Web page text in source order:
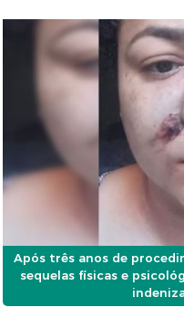
Após três anos de
sequelas físicas e